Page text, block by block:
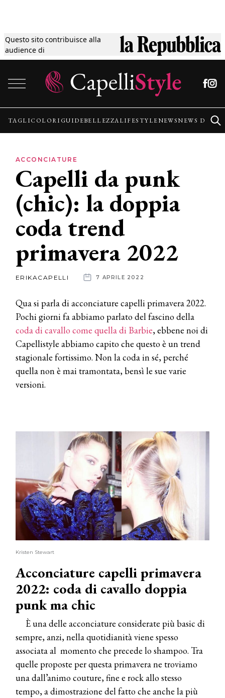
Questo sito contribuisce alla
audience di
Tagli
Colori
Guide
Lifestyle
News
News
dalle
TAGLICOLORI GUIDEBELLEZZALIFESTYLENEWSNEWS
ACCONCIATURE
Capelli da punk
(chic): la doppia
coda trend
primavera 2022
ERIKACAPELLI 7 APRILE 2022
Qua si parla di acconciature capelli primavera 2022.
Pochi giorni fa abbiamo parlato del fascino della
coda di cavallo come quella di Barbie, ebbene noi di
Capellistyle abbiamo capito che questo è un trend
stagionale fortissimo. Non la coda in sé, perché
quella non è mai tramontata, bensì le sue varie
versioni.
Kristen Stewart
Acconciature capelli primavera
2022: coda di cavallo doppia
punk ma chic
È una delle acconciature considerate più basic di
sempre, anzi, nella quotidianità viene spesso
associata al momento che precede lo shampoo. Tra
quelle proposte per questa primavera ne troviamo
una dall’animo couture, fine e rock allo stesso
tempo, a dimostrazione del fatto che anche la più